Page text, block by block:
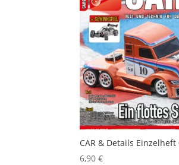
CAR & Details Einzelheft
6,90€